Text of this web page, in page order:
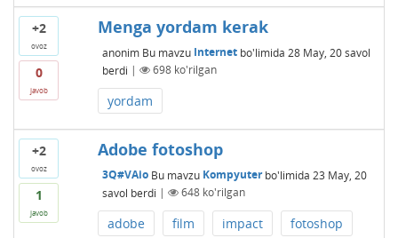
+2
ovoz
0
javob
Menga yordam kerak
anonim Bu mavzu Internetbo'limida 28 May, 20 savol
berdi | 698ko'rilgan
yordam
+2
ovoz
1
javob
Adobe fotoshop
3Q#VAio Bu mavzu Kompyuterbo'limida 23 May, 20
savol berdi | 648ko'rilgan
adobe film impact
fotoshop